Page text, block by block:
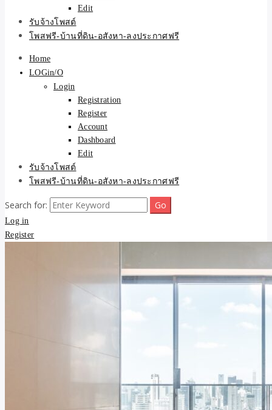
Edit
รับจ้างโพสต์
โพสฟรี-บ้านที่ดิน-อสังหา-ลงประกาศฟรี
Home
LOGin/O
Login
Registration
Register
Account
Dashboard
Edit
รับจ้างโพสต์
โพสฟรี-บ้านที่ดิน-อสังหา-ลงประกาศฟรี
Search for:
Log in
Register